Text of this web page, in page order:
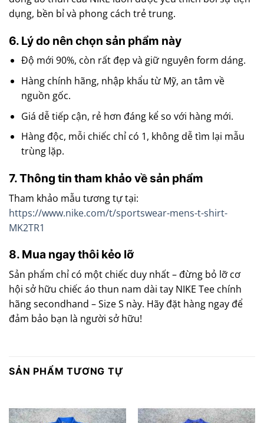
dụng, bền bỉ và phong cách trẻ trung.
6. Lý do nên chọn sản phẩm này
Độ mới 90%, còn rất đẹp và giữ nguyên form dáng.
Hàng chính hãng, nhập khẩu từ Mỹ, an tâm về
nguồn gốc.
Giá dễ tiếp cận, rẻ hơn đáng kể so với hàng mới.
Hàng độc, mỗi chiếc chỉ có 1, không dễ tìm lại mẫu
trùng lặp.
7. Thông tin tham khảo về sản phẩm
Tham khảo mẫu tương tự tại:
https://www.nike.com/t/sportswear-mens-t-shirt-
MK2TR1
8. Mua ngay thôi kẻo lỡ
Sản phẩm chỉ có một chiếc duy nhất – đừng bỏ lỡ cơ
hội sở hữu chiếc áo thun nam dài tay NIKE Tee chính
hãng secondhand – Size S này. Hãy đặt hàng ngay để
đảm bảo bạn là người sở hữu!
SẢN PHẨM TƯƠNG TỰ